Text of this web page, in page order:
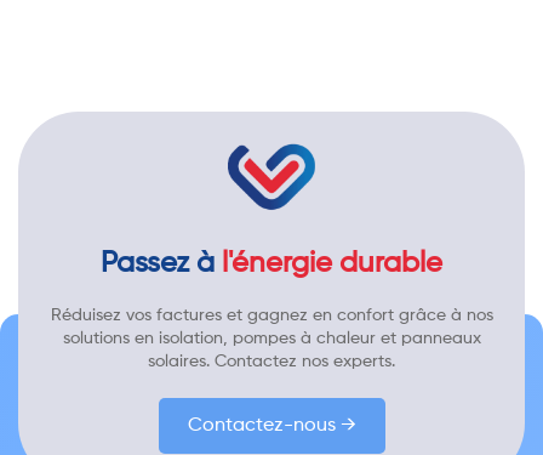
Passez à l'énergie durable
Réduisez vos factures et gagnez en confort grâce à nos
solutions en isolation, pompes à chaleur et panneaux
solaires. Contactez nos experts.
Contactez-nous →